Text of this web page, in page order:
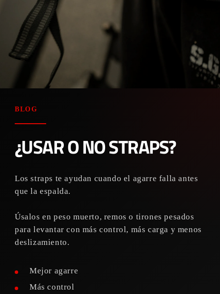
BLOG
¿USAR O NO STRAPS?
Los straps te ayudan cuando el agarre falla antes
que la espalda.
Úsalos en peso muerto, remos o tirones pesados
para levantar con más control, más carga y menos
deslizamiento.
Mejor agarre
Más control